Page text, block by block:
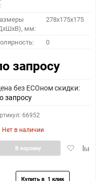
мм:
278x175x175
0
запросу
без ECOном скидки:
запросу
66952
Нет в наличии
Добавить
В корзину